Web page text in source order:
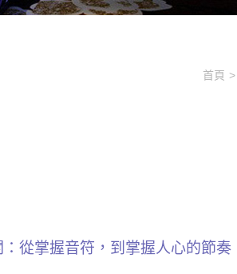
首頁
從掌握音符，到掌握人心的節奏